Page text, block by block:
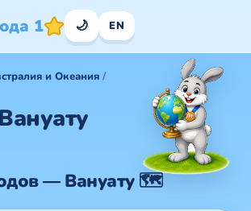
1 🌙 EN
и Океания /
— Вануату 🗺️